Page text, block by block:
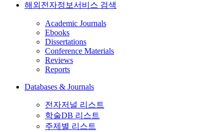
해외전자정보서비스 검색
Academic Journals
Ebooks
Dissertations
Conference Materials
Reviews
Reports
Databases & Journals
전자저널 리스트
학술DB 리스트
주제별 리스트